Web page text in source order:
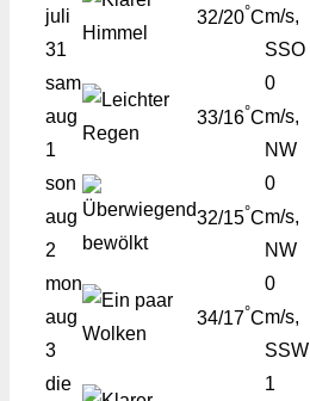
juli
31
32/20°Cm/s,
SSO
sam
aug
1
33/16°C
0
m/s,
NW
son
aug
2
32/15°C
0
m/s,
NW
mon
aug
3
34/17°C
0
m/s,
SSW
die
1